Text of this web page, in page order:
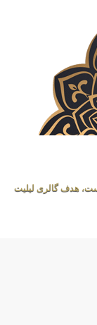
هدف گالری لیلیت